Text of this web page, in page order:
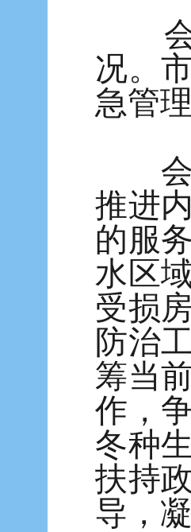
会
况。
急管
会议
推进
的服
水区
受损
防治
筹当
作，
冬种
扶持
导，